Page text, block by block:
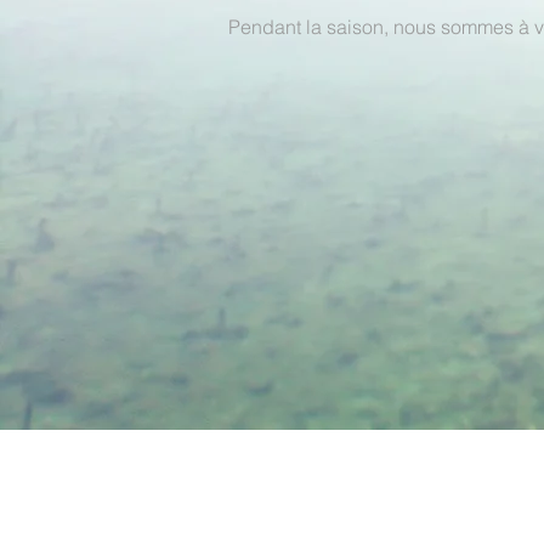
Pendant la saison, nous sommes à